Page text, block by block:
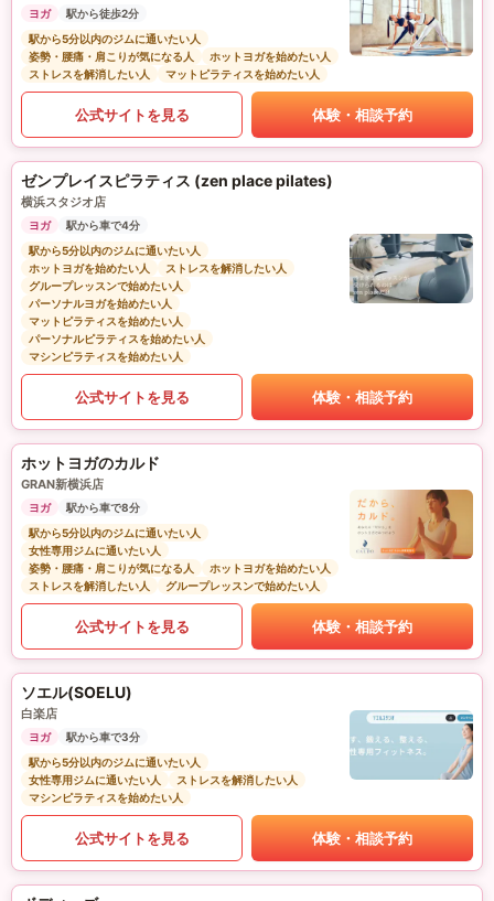
ヨガ
駅から徒歩2分
駅から5分以内のジムに通いたい人
姿勢・腰痛・肩こりが気になる人
ホットヨガを始めたい人
ストレスを解消したい人
マットピラティスを始めたい人
公式サイトを見る 体験・相談予約
ゼンプレイスピラティス (zen place pilates)
横浜スタジオ店
ヨガ
駅から車で4分
駅から5分以内のジムに通いたい人
ホットヨガを始めたい人
ストレスを解消したい人
グループレッスンで始めたい人
パーソナルヨガを始めたい人
マットピラティスを始めたい人
パーソナルピラティスを始めたい人
マシンピラティスを始めたい人
公式サイトを見る 体験・相談予約
ホットヨガのカルド
GRAN新横浜店
ヨガ
駅から車で8分
駅から5分以内のジムに通いたい人
女性専用ジムに通いたい人
姿勢・腰痛・肩こりが気になる人
ホットヨガを始めたい人
ストレスを解消したい人
グループレッスンで始めたい人
公式サイトを見る 体験・相談予約
ソエル(SOELU)
白楽店
ヨガ
駅から車で3分
駅から5分以内のジムに通いたい人
女性専用ジムに通いたい人
ストレスを解消したい人
マシンピラティスを始めたい人
公式サイトを見る 体験・相談予約